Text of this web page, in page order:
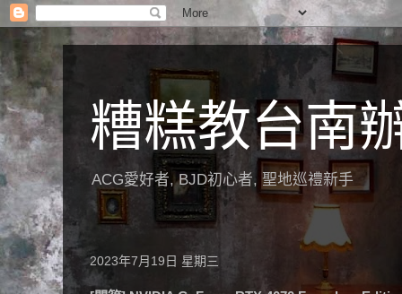
糟糕教台南
ACG愛好者, BJD初心者, 聖地巡禮新手
2023年7月19日 星期三